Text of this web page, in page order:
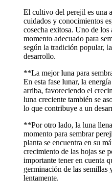
El cultivo del perejil es una
cuidados y conocimientos
cosecha exitosa. Uno de los
momento adecuado para
según la tradición popular,
desarrollo.
**La mejor luna para
En esta fase lunar, la
arriba, favoreciendo el
luna creciente también se
lo que contribuye a un
**Por otro lado, la luna
momento para sembrar
planta se encuentra en su
crecimiento de las hojas se
importante tener en cuenta
germinación de las semillas
lentamente.